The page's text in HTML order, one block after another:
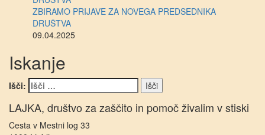
ZBIRAMO PRIJAVE ZA NOVEGA PREDSEDNIKA
DRUŠTVA
09.04.2025
Iskanje
Išči:
LAJKA, društvo za zaščito in pomoč živalim v stiski
Cesta v Mestni log 33